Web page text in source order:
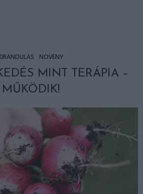
NÖVÉNY
MINT TERÁPIA –
MŰKÖDIK!